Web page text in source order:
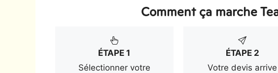
Comment ça marche
ÉTAPE 1
Sélectionner votre
ÉTAPE 2
Votre devis arrive